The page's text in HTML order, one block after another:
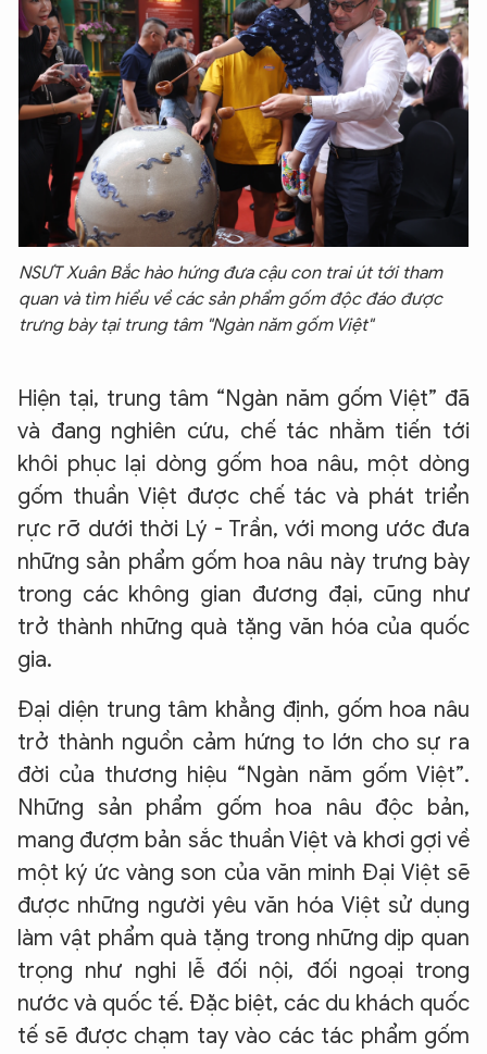
NSƯT Xuân Bắc hào hứng đưa cậu con trai út tới tham
quan và tìm hiểu về các sản phẩm gốm độc đáo được
trưng bày tại trung tâm "Ngàn năm gốm Việt"
Hiện tại, trung tâm “Ngàn năm gốm Việt” đã
và đang nghiên cứu, chế tác nhằm tiến tới
khôi phục lại dòng gốm hoa nâu, một dòng
gốm thuần Việt được chế tác và phát triển
rực rỡ dưới thời Lý - Trần, với mong ước đưa
những sản phẩm gốm hoa nâu này trưng bày
trong các không gian đương đại, cũng như
trở thành những quà tặng văn hóa của quốc
gia.
Đại diện trung tâm khẳng định, gốm hoa nâu
trở thành nguồn cảm hứng to lớn cho sự ra
đời của thương hiệu “Ngàn năm gốm Việt”.
Những sản phẩm gốm hoa nâu độc bản,
mang đượm bản sắc thuần Việt và khơi gợi về
một ký ức vàng son của văn minh Đại Việt sẽ
được những người yêu văn hóa Việt sử dụng
làm vật phẩm quà tặng trong những dịp quan
trọng như nghi lễ đối nội, đối ngoại trong
nước và quốc tế. Đặc biệt, các du khách quốc
tế sẽ được chạm tay vào các tác phẩm gốm